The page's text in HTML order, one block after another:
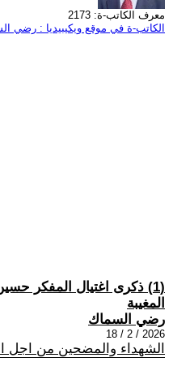
معرف الكاتب-ة: 2173
الكاتب-ة في موقع ويكيبيديا : رضي
(1) ذكرى اغتيال المفكر
المغيبة
رضي السماك
2026 / 2 / 18
الشهداء والمضحين من اجل